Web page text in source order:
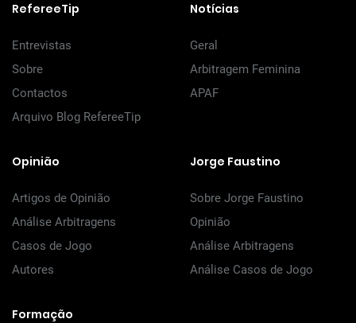
RefereeTip
Entrevistas
Sobre
Contactos
Arquivo Blog RefereeTip
Notícias
Geral
Arbitragem Feminina
APAF
Opinião
Artigos de Opinião
Análise Arbitragens
Casos de Jogo
Autores
Jorge Faustino
Sobre Jorge Faustino
Opinião
Análise Arbitragens
Análise Casos de Jogo
Formação